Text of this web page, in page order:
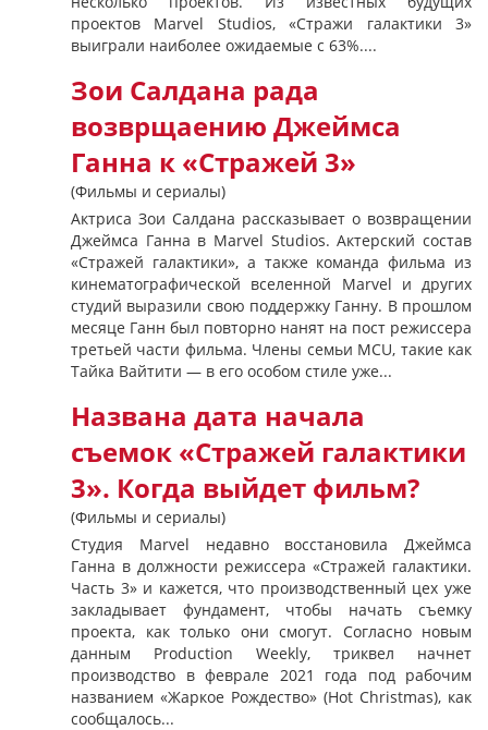
проектов Marvel Studios, «Стражи галактики 3»
выиграли наиболее ожидаемые с 63%....
Зои Салдана рада
возврщаению Джеймса
Ганна к «Стражей 3»
(Фильмы и сериалы)
Актриса Зои Салдана рассказывает о возвращении
Джеймса Ганна в Marvel Studios. Актерский состав
«Стражей галактики», а также команда фильма из
кинематографической вселенной Marvel и других
студий выразили свою поддержку Ганну. В прошлом
месяце Ганн был повторно нанят на пост режиссера
третьей части фильма. Члены семьи MCU, такие как
Тайка Вайтити — в его особом стиле уже...
Названа дата начала
съемок «Стражей галактики
3». Когда выйдет фильм?
(Фильмы и сериалы)
Студия Marvel недавно восстановила Джеймса
Ганна в должности режиссера «Стражей галактики.
Часть 3» и кажется, что производственный цех уже
закладывает фундамент, чтобы начать съемку
проекта, как только они смогут. Согласно новым
данным Production Weekly, триквел начнет
производство в феврале 2021 года под рабочим
названием «Жаркое Рождество» (Hot Christmas), как
сообщалось...